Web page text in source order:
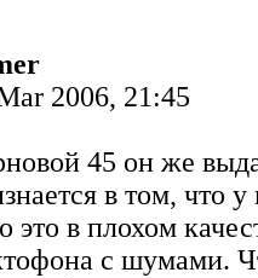
2006, 21:45
45 он же
в том, что
это в плохом
с шумами.